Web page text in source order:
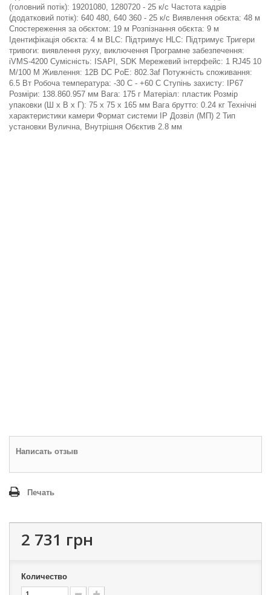
(головний потік): 19201080, 1280720 - 25 к/с Частота кадрів
(додатковий потік): 640 480, 640 360 - 25 к/с Виявлення обєкта: 48 м
Спостереження за обєктом: 19 м Розпізнання обєкта: 9 м
Ідентифікація обєкта: 4 м BLC: Підтримує HLC: Підтримує Тригери
тривоги: виявлення руху, виключення Програмне забезпечення:
iVMS-4200 Сумісність: ISAPI, SDK Мережевий інтерфейс: 1 RJ45 10
M/100 M Живлення: 12В DC PoE: 802.3af Потужність споживання:
6.5 Вт Робоча температура: -30 C - +60 C Ступінь захисту: IP67
Розміри: 138.860.957 мм Вага: 175 г Матеріал: пластик Розмір
упаковки (Ш х В х Г): 75 x 75 x 165 мм Вага брутто: 0.24 кг Технічні
характеристики камери Формат системи IP Дозвіл (МП) 2 Тип
установки Вулична, Внутрішня Обєктив 2.8 мм
Написать отзыв
Печать
2 731 грн
Количество